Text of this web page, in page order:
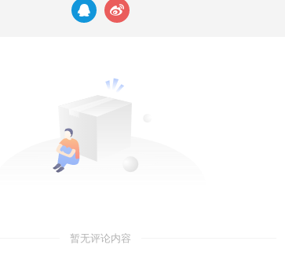
暂无评论内容